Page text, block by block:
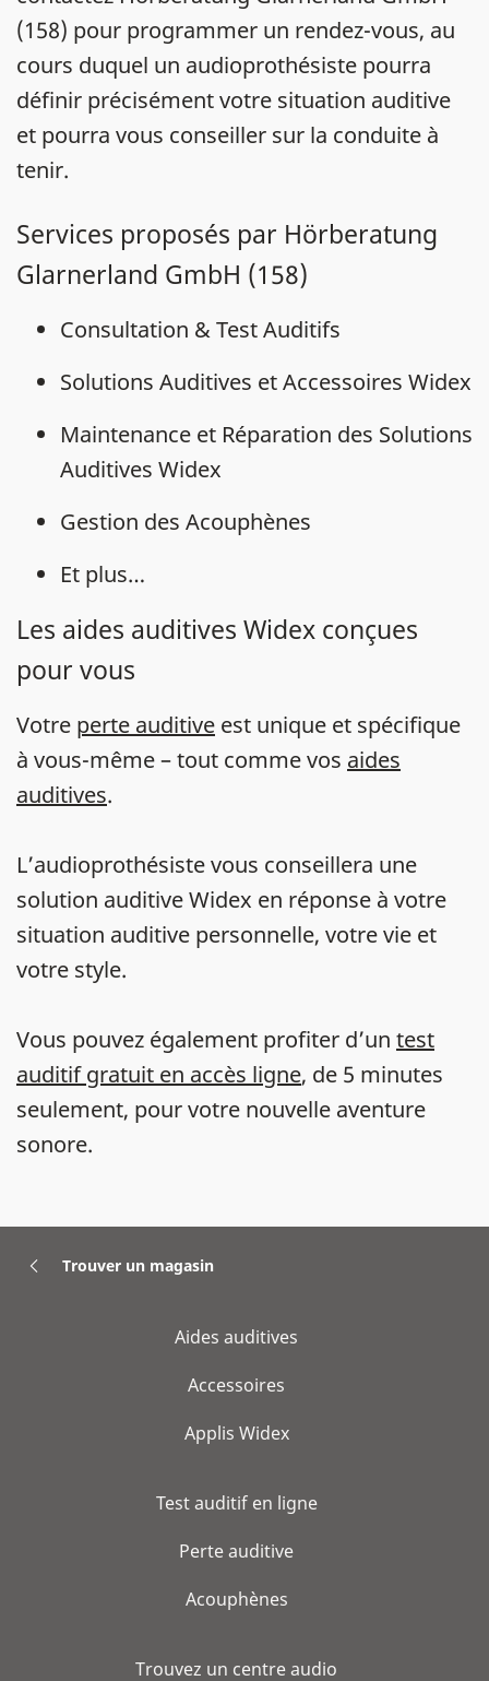
(158) pour programmer un rendez-vous, au
cours duquel un audioprothésiste pourra
définir précisément votre situation auditive
et pourra vous conseiller sur la conduite à
tenir.
Services proposés par Hörberatung
Glarnerland GmbH (158)
Consultation & Test Auditifs
Solutions Auditives et Accessoires Widex
Maintenance et Réparation des Solutions
Auditives Widex
Gestion des Acouphènes
Et plus…
Les aides auditives Widex conçues
pour vous
Votre perte auditive est unique et spécifique
à vous-même – tout comme vos aides
auditives.
L’audioprothésiste vous conseillera une
solution auditive Widex en réponse à votre
situation auditive personnelle, votre vie et
votre style.
Vous pouvez également profiter d’un test
auditif gratuit en accès ligne, de 5 minutes
seulement, pour votre nouvelle aventure
sonore.
Trouver un magasin
Aides auditives
Accessoires
Applis Widex
Test auditif en ligne
Perte auditive
Acouphènes
Trouvez un centre audio